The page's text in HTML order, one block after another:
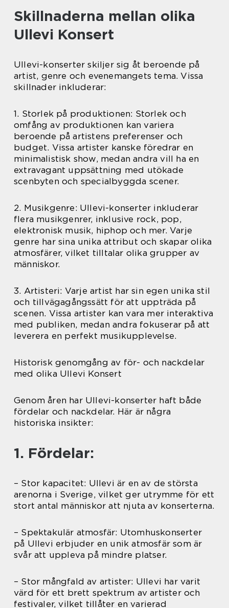
Skillnaderna mellan olika
Ullevi Konsert
Ullevi-konserter skiljer sig åt beroende på
artist, genre och evenemangets tema. Vissa
skillnader inkluderar:
1. Storlek på produktionen: Storlek och
omfång av produktionen kan variera
beroende på artistens preferenser och
budget. Vissa artister kanske föredrar en
minimalistisk show, medan andra vill ha en
extravagant uppsättning med utökade
scenbyten och specialbyggda scener.
2. Musikgenre: Ullevi-konserter inkluderar
flera musikgenrer, inklusive rock, pop,
elektronisk musik, hiphop och mer. Varje
genre har sina unika attribut och skapar olika
atmosfärer, vilket tilltalar olika grupper av
människor.
3. Artisteri: Varje artist har sin egen unika stil
och tillvägagångssätt för att uppträda på
scenen. Vissa artister kan vara mer interaktiva
med publiken, medan andra fokuserar på att
leverera en perfekt musikupplevelse.
Historisk genomgång av för- och nackdelar
med olika Ullevi Konsert
Genom åren har Ullevi-konserter haft både
fördelar och nackdelar. Här är några
historiska insikter:
1. Fördelar:
– Stor kapacitet: Ullevi är en av de största
arenorna i Sverige, vilket ger utrymme för ett
stort antal människor att njuta av konserterna.
– Spektakulär atmosfär: Utomhuskonserter
på Ullevi erbjuder en unik atmosfär som är
svår att uppleva på mindre platser.
– Stor mångfald av artister: Ullevi har varit
värd för ett brett spektrum av artister och
festivaler, vilket tillåter en varierad